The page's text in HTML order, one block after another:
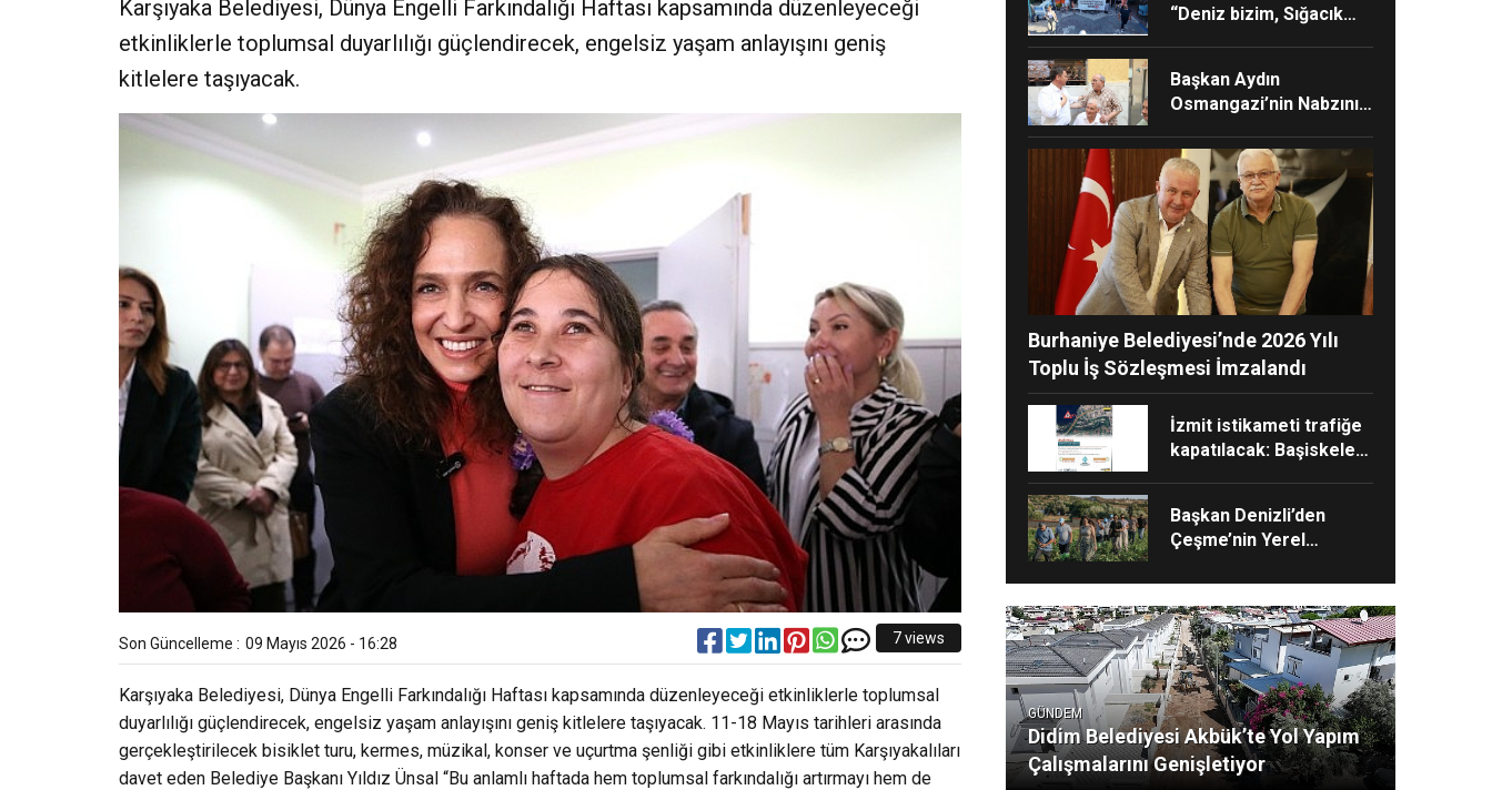
Karşıyaka Belediyesi, Dünya Engelli Farkındalığı Haftası kapsamında düzenleyeceği
etkinliklerle toplumsal duyarlılığı güçlendirecek, engelsiz yaşam anlayışını geniş
kitlelere taşıyacak.
Son Güncelleme : 09 Mayıs 2026 - 16:28 7 views
Karşıyaka Belediyesi, Dünya Engelli Farkındalığı Haftası kapsamında düzenleyeceği etkinliklerle toplumsal
duyarlılığı güçlendirecek, engelsiz yaşam anlayışını geniş kitlelere taşıyacak. 11-18 Mayıs tarihleri arasında
gerçekleştirilecek bisiklet turu, kermes, müzikal, konser ve uçurtma şenliği gibi etkinliklere tüm Karşıyakalıları
davet eden Belediye Başkanı Yıldız Ünsal “Bu anlamlı haftada hem toplumsal farkındalığı artırmayı hem de
“Deniz bizim, Sığacık
Başkan Aydın
Osmangazi’nin Nabzını
Burhaniye Belediyesi’nde 2026 Yılı
Toplu İş Sözleşmesi İmzalandı
İzmit istikameti trafiğe
kapatılacak: Başiskele
Başkan Denizli’den
Çeşme’nin Yerel
Destek
GÜNDEM
Didim Belediyesi Akbük’te Yol Yapım
Çalışmalarını Genişletiyor